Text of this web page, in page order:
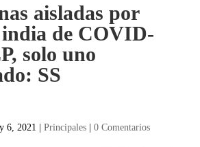
aisladas por
de COVID-
solo uno
SS
6, 2021 | Principales| 0 Comentarios